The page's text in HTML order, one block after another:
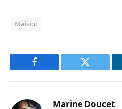
Maison
Facebook Twitter
Marine Doucet